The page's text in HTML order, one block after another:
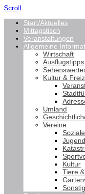
Scroll
Start/Aktuelles
Mittagstisch
Veranstaltungen
Allgemeine
Wirtschaft
Ausflugstipps
Kultur &
Umland
Vereine
Kultur
Tiere